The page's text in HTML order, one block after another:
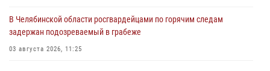
В Челябинской области росгвардейцами по горячим следам
задержан подозреваемый в грабеже
03 августа 2026, 11:25